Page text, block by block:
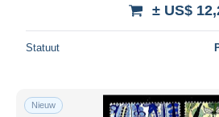
± US$
Statuut
Nieuw